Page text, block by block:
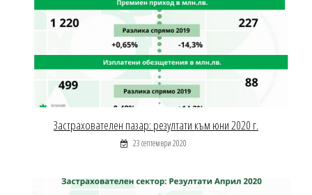
Застрахователен пазар: резултати към юни 2020 г.
23 септември 2020